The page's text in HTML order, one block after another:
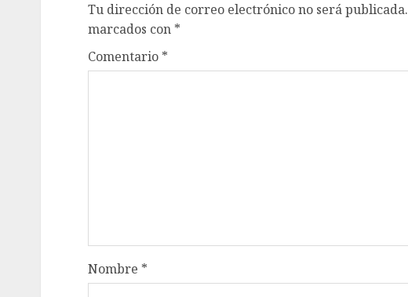
Tu dirección de correo electrónico no será publicada.
marcados con *
Comentario *
Nombre *